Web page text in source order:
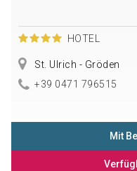
HOTEL
St. Ulrich - Gröden
+39 0471 796515
Mit